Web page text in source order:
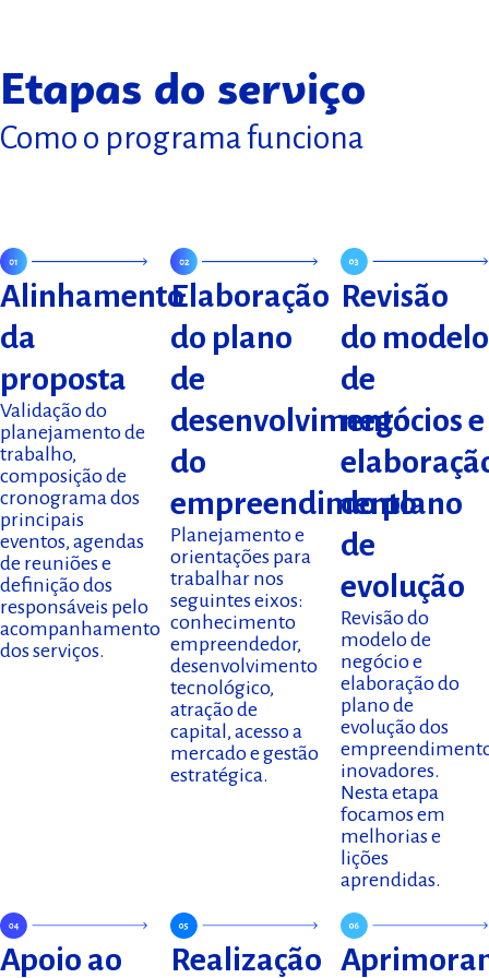
Etapas do serviço
Como o programa funciona
Alinhamento
da
proposta
Validação do
planejamento de
trabalho,
composição de
cronograma dos
principais
eventos, agendas
de reuniões e
definição dos
responsáveis pelo
acompanhamento
dos serviços.
Elaboração
do plano
de
desenvolvimento
do
empreendimento
Planejamento e
orientações para
trabalhar nos
seguintes eixos:
conhecimento
empreendedor,
desenvolvimento
tecnológico,
atração de
capital, acesso a
mercado e gestão
estratégica.
Revisão
do modelo
de
negócios e
do plano
de
evolução
Revisão do
modelo de
negócio e
elaboração do
plano de
evolução dos
inovadores.
Nesta etapa
focamos em
melhorias e
lições
aprendidas.
Apoio ao Realização